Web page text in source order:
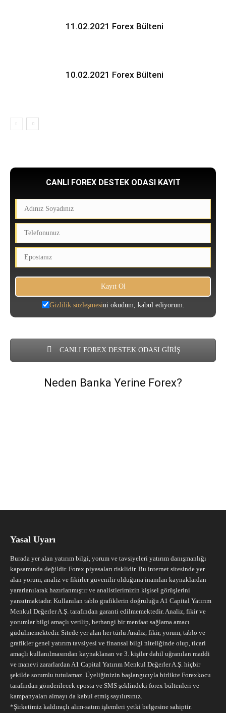
11.02.2021 Forex Bülteni
10.02.2021 Forex Bülteni
CANLI FOREX DESTEK ODASI KAYIT
Gizlilik sözleşmesini okudum, kabul ediyorum.
CANLI FOREX DESTEK ODASI GİRİŞ
Neden Banka Yerine Forex?
Yasal Uyarı
Burada yer alan yatırım bilgi, yorum ve tavsiyeleri yatırım danışmanlığı
kapsamında değildir. Forex piyasaları risklidir. Bu internet sitesinde yer
alan yorum, analiz ve fikirler güvenilir olduğuna inanılan kaynaklardan
yararlanılarak hazırlanmıştır ve analistlerimizin kişisel görüşlerini
yansıtmaktadır. Kullanılan tablo grafiklerin doğruluğu A1 Capital Yatırım
Menkul Değerler A.Ş. tarafından garanti edilmemektedir. Analiz, fikir ve
yorumlar bilgi amaçlı verilip, herhangi bir menfaat sağlama amacı
güdülmemektedir. Sitede yer alan her türlü Analiz, fikir, yorum, tablo ve
grafikler genel yatırım tavsiyesi ve finansal bilgi niteliğinde olup, ticari
amaçlı kullanılmasından kaynaklanan ve 3. kişiler dahil uğranılan maddi
ve manevi zararlardan A1 Capital Yatırım Menkul Değerler A.Ş. hiçbir
şekilde sorumlu tutulamaz. Üyeliğinizin başlangıcıyla birlikte Forexkocu
tarafından gönderilecek eposta ve SMS şeklindeki forex bültenleri ve
kampanyaları almayı da kabul etmiş sayılırsınız.
*Şirketimiz kaldıraçlı alım-satım işlemleri yetki belgesine sahiptir.